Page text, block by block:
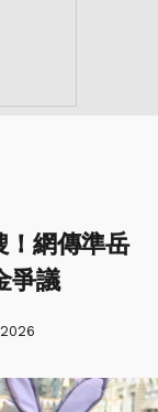
！網傳準岳
爭議